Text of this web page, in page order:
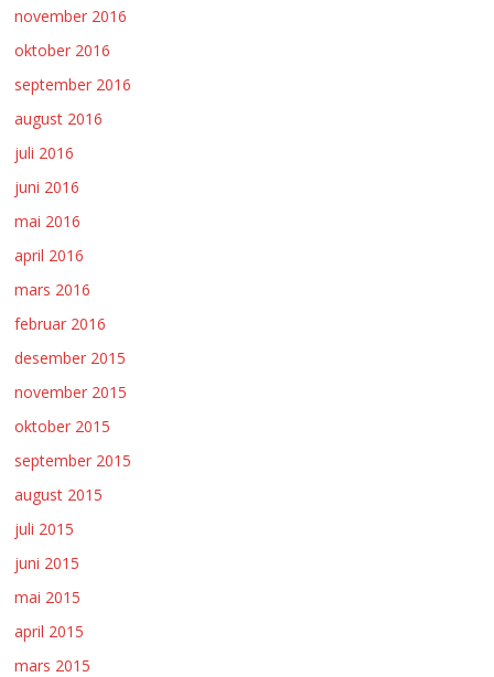
november 2016
oktober 2016
september 2016
august 2016
juli 2016
juni 2016
mai 2016
april 2016
mars 2016
februar 2016
desember 2015
november 2015
oktober 2015
september 2015
august 2015
juli 2015
juni 2015
mai 2015
april 2015
mars 2015